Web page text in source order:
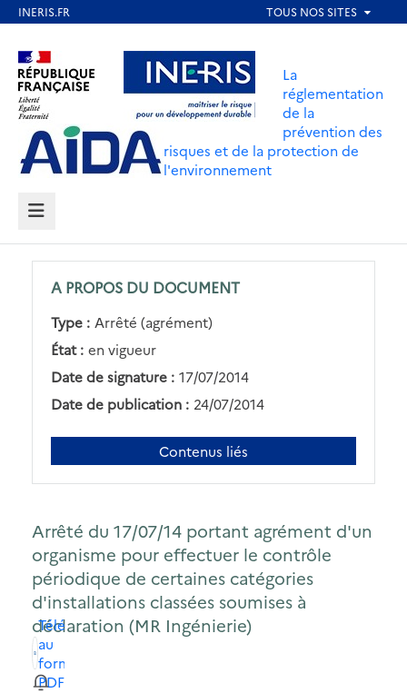
contenu
principal
Aller au contenu Aller au menu
Aller au pied de page
La
réglementation
de la
prévention des
risques et de la protection de
l'environnement
MENU
A PROPOS DU DOCUMENT
Type : Arrêté (agrément)
État : en vigueur
Date de signature : 17/07/2014
Date de publication : 24/07/2014
Contenus liés
Arrêté du 17/07/14 portant agrément d'un
organisme pour effectuer le contrôle
périodique de certaines catégories
d'installations classées soumises à
déclaration (MR Ingénierie)
Télécharger
au
format
PDF